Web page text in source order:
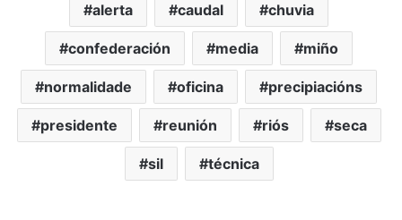
alerta caudal chuvia
confederación media miño
normalidade oficina precipiacións
presidente reunión riós seca
sil técnica